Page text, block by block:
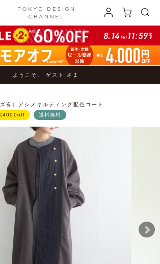
ようこそ、 ゲスト さま
有］アシメキルティング配色コート
4000off 送料無料